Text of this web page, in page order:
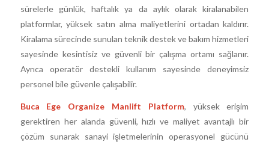
sürelerle günlük, haftalık ya da aylık olarak kiralanabilen
platformlar, yüksek satın alma maliyetlerini ortadan kaldırır.
Kiralama sürecinde sunulan teknik destek ve bakım hizmetleri
sayesinde kesintisiz ve güvenli bir çalışma ortamı sağlanır.
Ayrıca operatör destekli kullanım sayesinde deneyimsiz
personel bile güvenle çalışabilir.
Buca Ege Organize Manlift Platform, yüksek erişim
gerektiren her alanda güvenli, hızlı ve maliyet avantajlı bir
çözüm sunarak sanayi işletmelerinin operasyonel gücünü